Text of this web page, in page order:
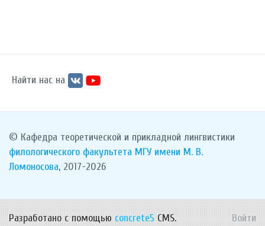
Найти нас на
© Кафедра теоретической и прикладной лингвистики
филологического факультета МГУ имени М. В.
Ломоносова, 2017-2026
Разработано с помощью concrete5 CMS. Войти